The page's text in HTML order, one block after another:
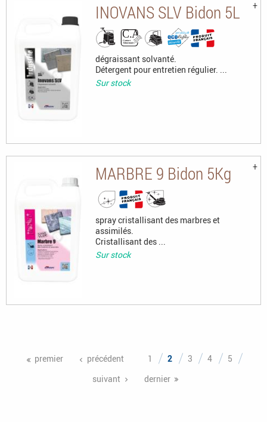
INOVANS SLV Bidon 5L
dégraissant solvanté.
Détergent pour entretien régulier. ...
Sur stock
MARBRE 9 Bidon 5Kg
spray cristallisant des marbres et
assimilés.
Cristallisant des ...
Sur stock
premier précédent 1 2 3 4
5
suivant
dernier